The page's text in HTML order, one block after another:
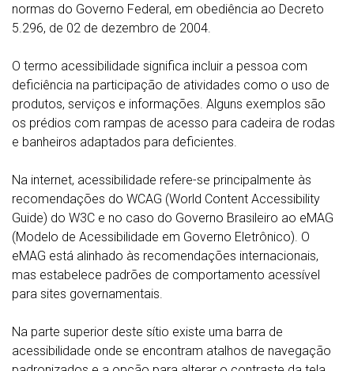
normas do Governo Federal, em obediência ao Decreto
5.296, de 02 de dezembro de 2004.
O termo acessibilidade significa incluir a pessoa com
deficiência na participação de atividades como o uso de
produtos, serviços e informações. Alguns exemplos são
os prédios com rampas de acesso para cadeira de rodas
e banheiros adaptados para deficientes.
Na internet, acessibilidade refere-se principalmente às
recomendações do WCAG (World Content Accessibility
Guide) do W3C e no caso do Governo Brasileiro ao eMAG
(Modelo de Acessibilidade em Governo Eletrônico). O
eMAG está alinhado às recomendações internacionais,
mas estabelece padrões de comportamento acessível
para sites governamentais.
Na parte superior deste sítio existe uma barra de
acessibilidade onde se encontram atalhos de navegação